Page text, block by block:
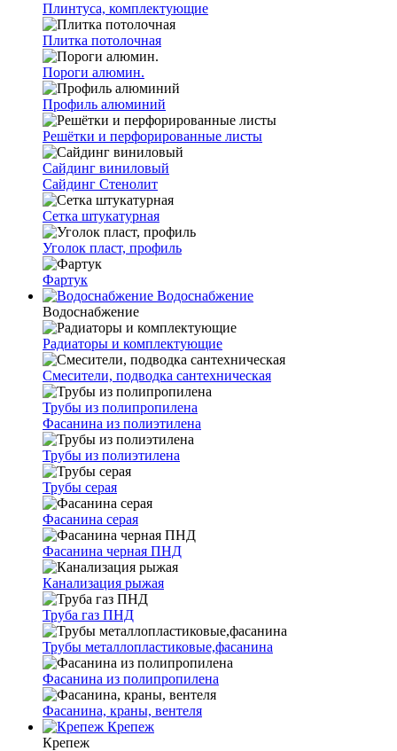
Плинтуса, комплектующие
Плитка потолочная
Пороги алюмин.
Профиль алюминий
Решётки и перфорированные листы
Сайдинг виниловый
Сайдинг Стенолит
Сетка штукатурная
Уголок пласт, профиль
Фартук
Водоснабжение
Водоснабжение
Радиаторы и комплектующие
Смесители, подводка сантехническая
Трубы из полипропилена
Фасанина из полиэтилена
Трубы из полиэтилена
Трубы серая
Фасанина серая
Фасанина черная ПНД
Канализация рыжая
Труба газ ПНД
Трубы металлопластиковые,фасанина
Фасанина из полипропилена
Фасанина, краны, вентеля
Крепеж
Крепеж